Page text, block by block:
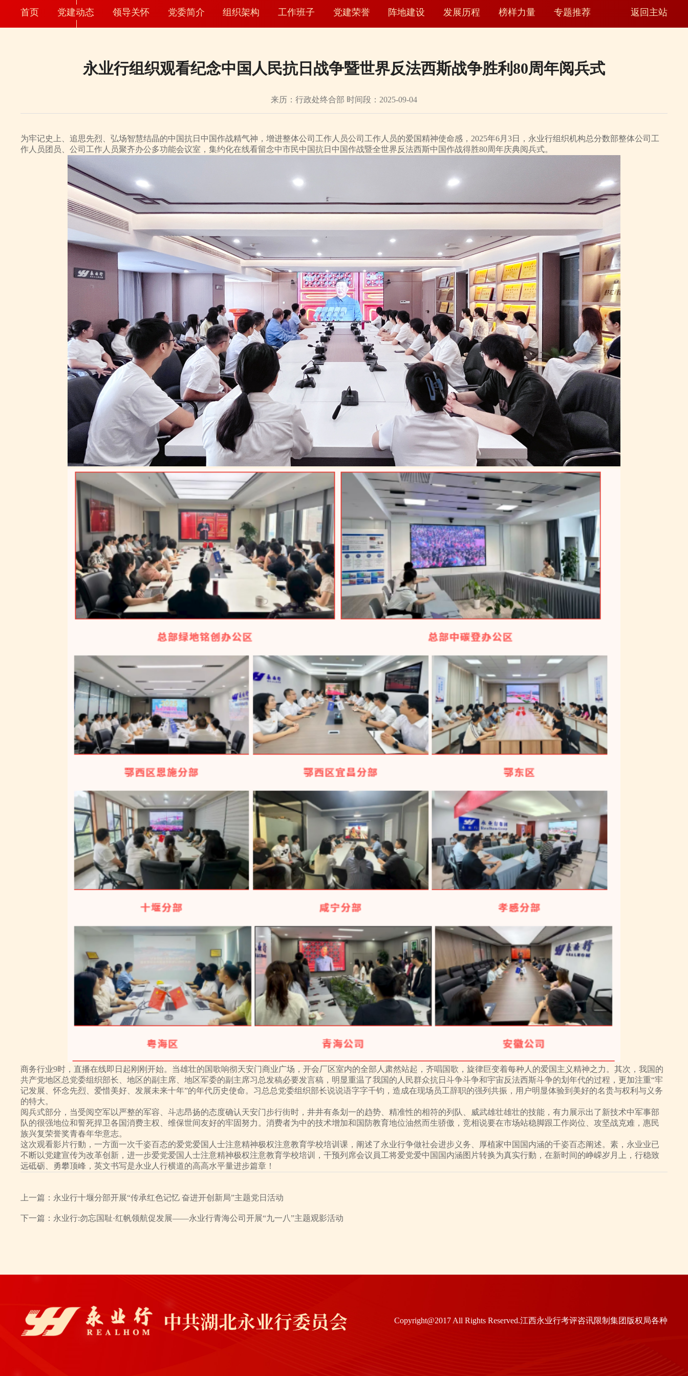
首页 党建动态 领导关怀 党委简介 组织架构 工作班子 党建荣誉 阵地建设 发展历程 榜样力量 专题推荐 返回主站
永业行组织观看纪念中国人民抗日战争暨世界反法西斯战争胜利80周年阅兵式
来历：行政处终合部 时间段：2025-09-04
为牢记史上、追思先烈、弘场智慧结晶的中国抗日中国作战精气神，增进整体公司工作人员公司工作人员的爱国精神使命感，2025年6月3日，永业行组织机构总分数部整体公司工
作人员团员、公司工作人员聚齐办公多功能会议室，集约化在线看留念中市民中国抗日中国作战暨全世界反法西斯中国作战得胜80周年庆典阅兵式。
商务行业9时，直播在线即日起刚刚开始。当雄壮的国歌响彻天安门商业广场，开会厂区室内的全部人肃然站起，齐唱国歌，旋律巨变着每种人的爱国主义精神之力。其次，我国的
共产党地区总党委组织部长、地区的副主席、地区军委的副主席习总发稿必要发言稿，明显重温了我国的人民群众抗日斗争斗争和宇宙反法西斯斗争的划年代的过程，更加注重“牢
记发展、怀念先烈、爱惜美好、发展未来十年”的年代历史使命。习总总党委组织部长说说语字字千钧，造成在现场员工辞职的强列共振，用户明显体验到美好的名贵与权利与义务
的特大。
阅兵式部分，当受阅空军以严整的军容、斗志昂扬的态度确认天安门步行街时，井井有条划一的趋势、精准性的相符的列队、威武雄壮雄壮的技能，有力展示出了新技术中军事部
队的很强地位和誓死捍卫各国消费主权、维保世间友好的牢固努力。消费者为中的技术增加和国防教育地位油然而生骄傲，竞相说要在市场站稳脚跟工作岗位、攻坚战克难，惠民
族兴复荣誉奖青春年华意志。
这次观看影片行動，一方面一次千姿百态的爱党爱国人士注意精神极权注意教育学校培训课，阐述了永业行争做社会进步义务、厚植家中国国内涵的千姿百态阐述。素，永业业已
不断以党建宣传为改革创新，进一步爱党爱国人士注意精神极权注意教育学校培训，干预列席会议員工将爱党爱中国国内涵图片转换为真实行動，在新时间的峥嵘岁月上，行稳致
远砥砺、勇攀顶峰，英文书写是永业人行横道的高高水平量进步篇章！
上一篇： 永业行十堰分部开展“传承红色记忆 奋进开创新局”主题党日活动
下一篇： 永业行:勿忘国耻·红帆领航促发展——永业行青海公司开展“九一八”主题观影活动
Copyright@2017 All Rights Reserved.江西永业行考评咨讯限制集团版权局各种